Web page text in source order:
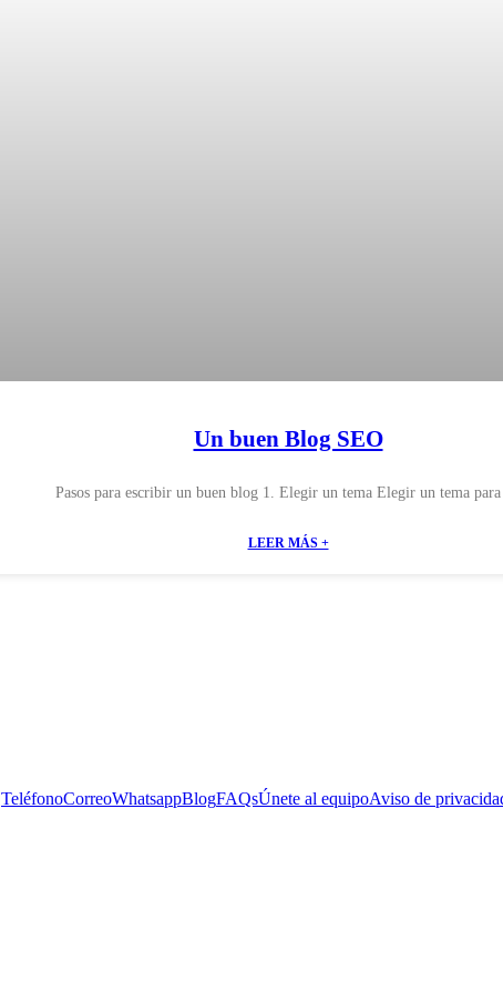
Un buen Blog SEO
Pasos para escribir un buen blog 1. Elegir un tema Elegir un tema
LEER MÁS +
TeléfonoCorreoWhatsappBlogFAQsÚnete al equipoAviso de